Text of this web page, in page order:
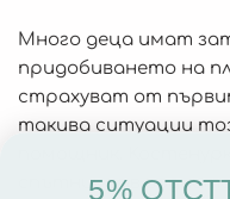
Много деца имат
придобиването на
страхуват от
такива ситуации
спътник във
5%